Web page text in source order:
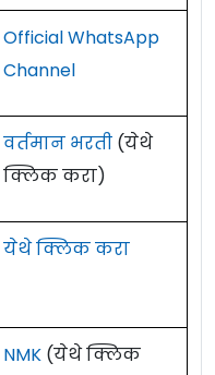
Official WhatsApp
Channel
वर्तमान भरती (येथे
क्लिक करा)
येथे क्लिक करा
NMK (येथे क्लिक